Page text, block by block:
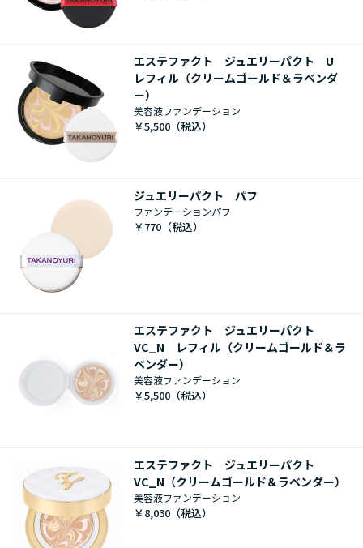
エステファクト ジュエリーパクト U
レフィル（クリームゴールド＆ラベンダ
ー）
美容液ファンデーション
￥5,500
ジュエリーパクト パフ
ファンデーションパフ
￥770
エステファクト ジュエリーパクト
VC_N レフィル（クリームゴールド＆ラ
ベンダー）
美容液ファンデーション
￥5,500
エステファクト ジュエリーパクト
VC_N（クリームゴールド＆ラベンダー）
美容液ファンデーション
￥8,030